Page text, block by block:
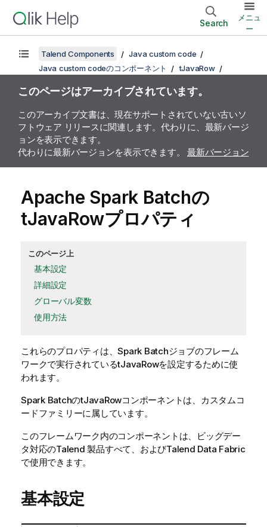
Search
メニュ
ー
Talend Components
Java custom code
Java custom codeのコンポーネント
tJavaRow
このページはアーカイブされています。
このアーカイブ文書は、現在サポートされていない古いソ
フトウェア リリースに関連します。代わりに、最新バージ
ョンを表示できます。
代わりに最新バージョンを表示できます。 最新バージョン
Apache Spark Batchの
tJavaRowプロパティ
このページ上
基本設定
詳細設定
グローバル変数
使用方法
これらのプロパティは、Spark Batchジョブのフレーム
ワークで実行されているtJavaRowを設定するために使
われます。
Spark BatchのtJavaRowコンポーネントは、
カスタムコ
ードファミリーに属しています。
このフレームワーク内のコンポーネントは、ビッグデー
タ対応のTalend 製品すべて、およびTalend Data Fabric
で使用できます。
基本設定